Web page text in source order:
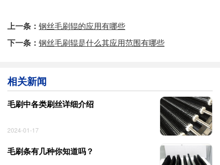
上一条： 钢丝毛刷辊的应用有哪些
下一条： 钢丝毛刷辊是什么其应用范围有哪些
相关新闻
毛刷中各类刷丝详细介绍
2024-01-17
毛刷条有几种你知道吗？